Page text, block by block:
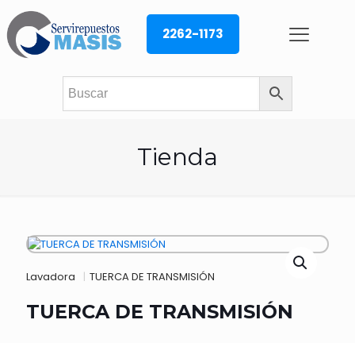
2262-1173
Tienda
Lavadora TUERCA DE TRANSMISIÓN
TUERCA DE TRANSMISIÓN